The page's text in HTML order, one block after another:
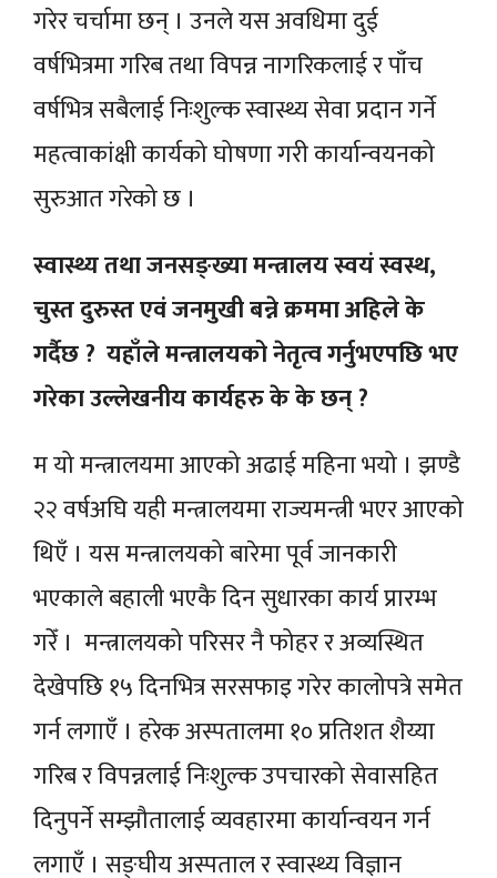
गरेर चर्चामा छन् । उनले यस अवधिमा दुई
वर्षभित्रमा गरिब तथा विपन्न नागरिकलाई र पाँच
वर्षभित्र सबैलाई निःशुल्क स्वास्थ्य सेवा प्रदान गर्ने
महत्वाकांक्षी कार्यको घोषणा गरी कार्यान्वयनको
सुरुआत गरेको छ ।
स्वास्थ्य तथा जनसङ्ख्या मन्त्रालय स्वयं स्वस्थ,
चुस्त दुरुस्त एवं जनमुखी बन्ने क्रममा अहिले के
गर्दैछ ? यहाँले मन्त्रालयको नेतृत्व गर्नुभएपछि भए
गरेका उल्लेखनीय कार्यहरु के के छन् ?
म यो मन्त्रालयमा आएको अढाई महिना भयो । झण्डै
२२ वर्षअघि यही मन्त्रालयमा राज्यमन्त्री भएर आएको
थिएँ । यस मन्त्रालयको बारेमा पूर्व जानकारी
भएकाले बहाली भएकै दिन सुधारका कार्य प्रारम्भ
गरेँ । मन्त्रालयको परिसर नै फोहर र अव्यस्थित
देखेपछि १५ दिनभित्र सरसफाइ गरेर कालोपत्रे समेत
गर्न लगाएँ । हरेक अस्पतालमा १० प्रतिशत शैय्या
गरिब र विपन्नलाई निःशुल्क उपचारको सेवासहित
दिनुपर्ने सम्झौतालाई व्यवहारमा कार्यान्वयन गर्न
लगाएँ । सङ्घीय अस्पताल र स्वास्थ्य विज्ञान